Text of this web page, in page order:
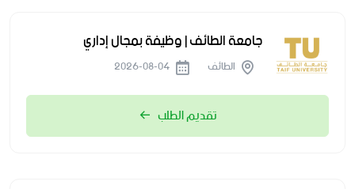
جامعة الطائف | وظيفة بمجال إداري
الطائف
تقديم الطلب